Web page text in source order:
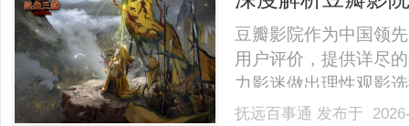
豆瓣影院作为中国领
用户评价，提供详尽
力影迷做出理性观影
抚远百事通 发布于